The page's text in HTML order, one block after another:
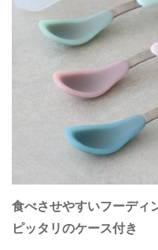
食べさせやすいフーディ
ピッタリのケース付き